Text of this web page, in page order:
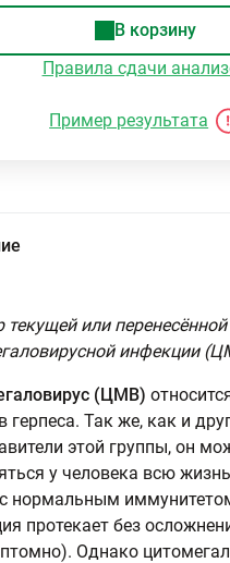
В корзину
Правила сдачи
Пример результата
текущей или перенесённой
инфекции
(ЦМВ)
герпеса. Так же, как и
этой группы, он
у человека всю
нормальным
протекает без
Однако